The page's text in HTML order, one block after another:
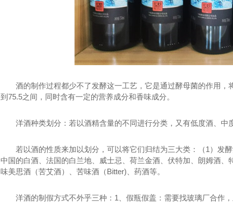
郑州茅台酒回收
酒的制作过程都少不了发酵这一工艺，它是通过酵母菌的作用
到75.5之间，同时含有一定的营养成分和香味成分。
洋酒种类划分：若以酒精含量的不同进行分类，又有低度酒、中
若以酒的性质来加以划分，可以将它们归结为三大类：（1）发
中国的白酒、法国的白兰地、威士忌、荷兰金酒、伏特加、朗姆酒、
味美思酒（苦艾酒）、苦味酒（Bitter)、药酒等。
洋酒的制假方式不外乎三种：1、假瓶假盖：需要找玻璃厂合作